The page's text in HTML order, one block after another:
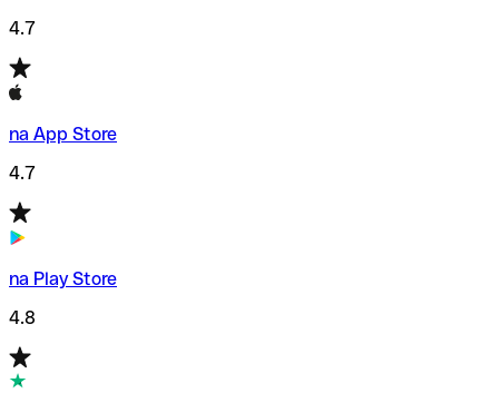
4.7
na App Store
4.7
na Play Store
4.8